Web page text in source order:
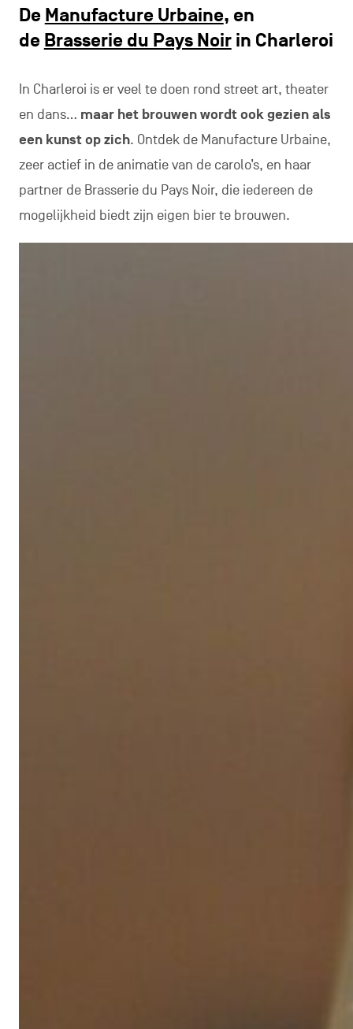
De Manufacture Urbaine, en
de Brasserie du Pays Noirin Charleroi
In Charleroi is er veel te doen rond street art, theater
en dans… maar het brouwen wordt ook gezien als
een kunst op zich. Ontdek de Manufacture Urbaine,
zeer actief in de animatie van de carolo’s, en haar
partner de Brasserie du Pays Noir, die iedereen de
mogelijkheid biedt zijn eigen bier te brouwen.